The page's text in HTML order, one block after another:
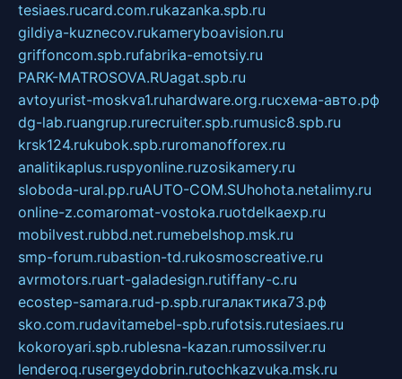
tesiaes.rucard.com.rukazanka.spb.ru
gildiya-kuznecov.rukameryboavision.ru
griffoncom.spb.rufabrika-emotsiy.ru
PARK-MATROSOVA.RUagat.spb.ru
avtoyurist-moskva1.ruhardware.org.ruсхема-авто.рф
dg-lab.ruangrup.rurecruiter.spb.rumusic8.spb.ru
krsk124.rukubok.spb.ruromanofforex.ru
analitikaplus.ruspyonline.ruzosikamery.ru
sloboda-ural.pp.ruAUTO-COM.SUhohota.netalimy.ru
online-z.comaromat-vostoka.ruotdelkaexp.ru
mobilvest.rubbd.net.rumebelshop.msk.ru
smp-forum.rubastion-td.rukosmoscreative.ru
avrmotors.ruart-galadesign.rutiffany-c.ru
ecostep-samara.rud-p.spb.ruгалактика73.рф
sko.com.rudavitamebel-spb.rufotsis.rutesiaes.ru
kokoroyari.spb.rublesna-kazan.rumossilver.ru
lenderoq.rusergeydobrin.rutochkazvuka.msk.ru